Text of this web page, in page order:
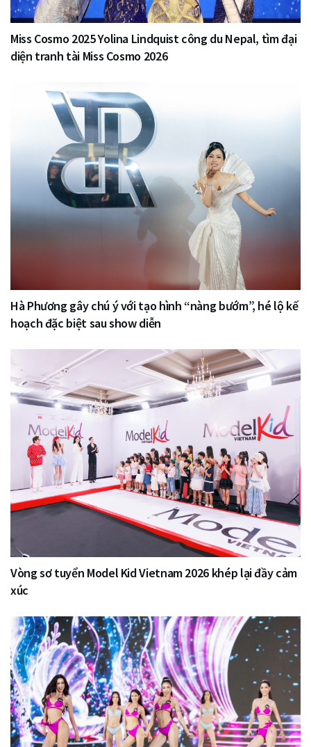
Miss Cosmo 2025 Yolina Lindquist công du Nepal, tìm đại
diện tranh tài Miss Cosmo 2026
Hà Phương gây chú ý với tạo hình “nàng bướm”, hé lộ kế
hoạch đặc biệt sau show diễn
Vòng sơ tuyển Model Kid Vietnam 2026 khép lại đầy cảm
xúc